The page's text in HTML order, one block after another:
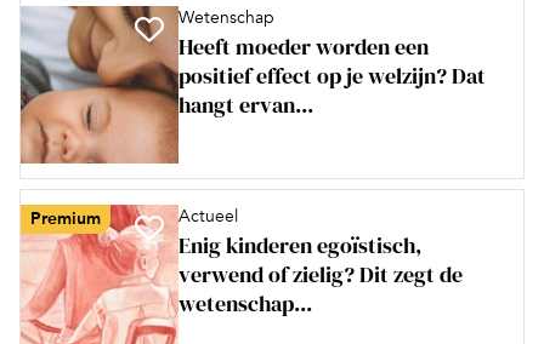
Wetenschap
Heeft moeder worden een
positief effect op je welzijn? Dat
hangt ervan...
Premium Actueel
Enig kinderen egoïstisch,
verwend of zielig? Dit zegt de
wetenschap...